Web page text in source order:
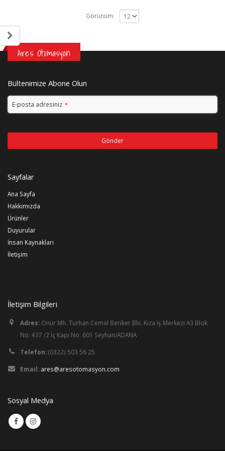
Görünüm:
Ares Otomasyon
Bültenimize Abone Olun
E-posta adresiniz *
Gönder
boş
bırakılmalıdır
Sayfalar
Ana Sayfa
Hakkımızda
Ürünler
Duyurular
İnsan Kaynakları
İletişim
İletişim Bilgileri
Adres: Onur Mh. Turhan Cemal Beriker Blv. Kiza İş Merkezi A3 Blok
No: 437 /2 İç Kapı No: 601 Seyhan/ADANA
Telefon:(0322) 503 56 25
Email: ares@aresotomasyon.com
Sosyal Medya